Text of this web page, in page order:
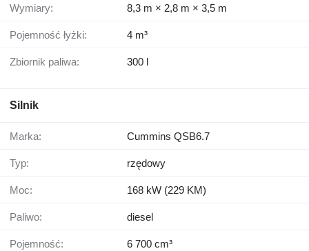
Wymiary: 8,3 m × 2,8 m × 3,5 m
Pojemność łyżki: 4 m³
Zbiornik paliwa: 300 l
Silnik
Marka: Cummins QSB6.7
Typ: rzędowy
Moc: 168 kW (229 KM)
Paliwo: diesel
Pojemność: 6 700 cm³